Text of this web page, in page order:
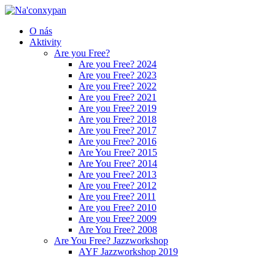
O nás
Aktivity
Are you Free?
Are you Free? 2024
Are you Free? 2023
Are you Free? 2022
Are you Free? 2021
Are you Free? 2019
Are you Free? 2018
Are you Free? 2017
Are you Free? 2016
Are You Free? 2015
Are You Free? 2014
Are you Free? 2013
Are you Free? 2012
Are you Free? 2011
Are you Free? 2010
Are you Free? 2009
Are You Free? 2008
Are You Free? Jazzworkshop
AYF Jazzworkshop 2019